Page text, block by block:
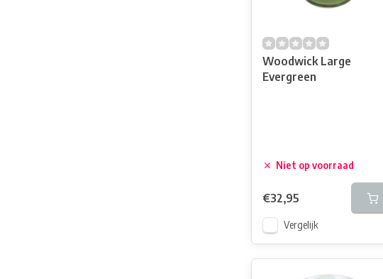
Woodwick Large
Evergreen
Niet op voorraad
€32,95
Vergelijk